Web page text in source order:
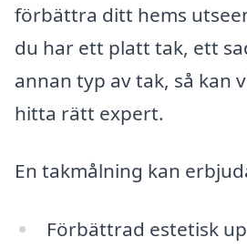
förbättra ditt hems
du har ett platt tak, ett
annan typ av tak, så kan
hitta rätt expert.
En takmålning kan
Förbättrad estetisk